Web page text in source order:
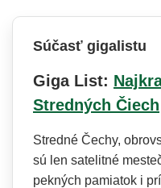
Súčasť gigalistu
Giga List:
Stredných Čiech
Stredné Čechy,
sú len satelitné
pekných pamiatok i